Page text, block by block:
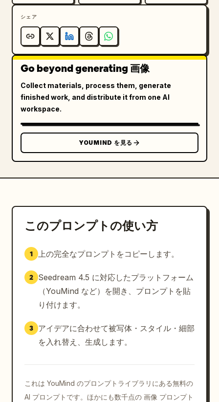
シェア
Go beyond generating 画像
Collect materials, process them, generate
finished work, and distribute it from one AI
workspace.
YOUMIND を見る
このプロンプトの使い方
1 上の完全なプロンプトをコピーします。
2
Seedream 4.5 に対応したプラットフォーム
（YouMind など）を開き、プロンプトを貼
り付けます。
3
アイデアに合わせて被写体・スタイル・細部
を入れ替え、生成します。
これは YouMind のプロンプトライブラリにある無料の
AI プロンプトです。ほかにも数千点の 画像 プロンプト